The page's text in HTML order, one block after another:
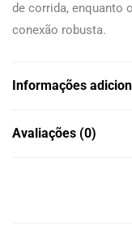
de corrida, enquanto
conexão robusta.
Informações
Avaliações (0)